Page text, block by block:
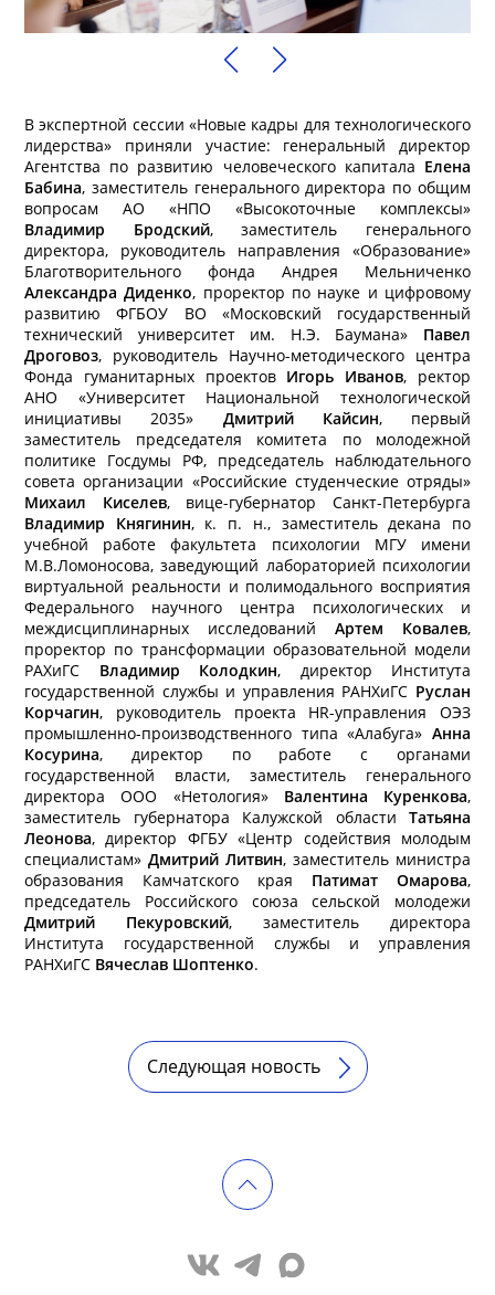
В экспертной сессии «Новые кадры для технологического
лидерства» приняли участие: генеральный директор
Агентства по развитию человеческого капитала Елена
Бабина, заместитель генерального директора по общим
вопросам АО «НПО «Высокоточные комплексы»
Владимир Бродский, заместитель генерального
директора, руководитель направления «Образование»
Благотворительного фонда Андрея Мельниченко
Александра Диденко, проректор по науке и цифровому
развитию ФГБОУ ВО «Московский государственный
технический университет им. Н.Э. Баумана» Павел
Дроговоз, руководитель Научно-методического центра
Фонда гуманитарных проектов Игорь Иванов, ректор
АНО «Университет Национальной технологической
инициативы 2035» Дмитрий Кайсин, первый
заместитель председателя комитета по молодежной
политике Госдумы РФ, председатель наблюдательного
совета организации «Российские студенческие отряды»
Михаил Киселев, вице-губернатор Санкт-Петербурга
Владимир Княгинин, к. п. н., заместитель декана по
учебной работе факультета психологии МГУ имени
М.В.Ломоносова, заведующий лабораторией психологии
виртуальной реальности и полимодального восприятия
Федерального научного центра психологических и
междисциплинарных исследований Артем Ковалев,
проректор по трансформации образовательной модели
РАХиГС Владимир Колодкин, директор Института
государственной службы и управления РАНХиГС Руслан
Корчагин, руководитель проекта HR-управления ОЭЗ
промышленно-производственного типа «Алабуга»Анна
Косурина, директор по работе с органами
государственной власти, заместитель генерального
директора ООО «Нетология» Валентина Куренкова,
заместитель губернатора Калужской области Татьяна
Леонова, директор ФГБУ «Центр содействия молодым
специалистам» Дмитрий Литвин, заместитель министра
образования Камчатского края Патимат Омарова,
председатель Российского союза сельской молодежи
Дмитрий Пекуровский, заместитель директора
Института государственной службы и управления
РАНХиГС Вячеслав Шоптенко.
Следующая новость